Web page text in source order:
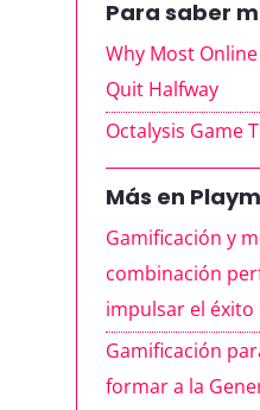
Para saber
Why Most
Quit Halfway
Octalysis Game
Más en
Gamificación y
combinación
impulsar el
Gamificación
formar a la